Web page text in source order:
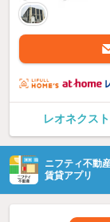
レオネクス
ニフティ不動
賃貸アプリ